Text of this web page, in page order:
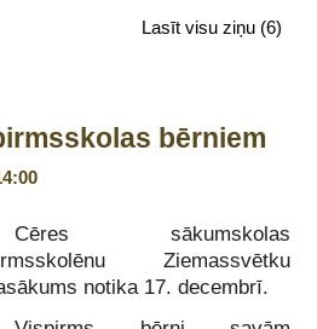
Lasīt visu ziņu (6)
bērniem
Cēres sākumskolas
Ziemassvētku
notika 17. decembrī.